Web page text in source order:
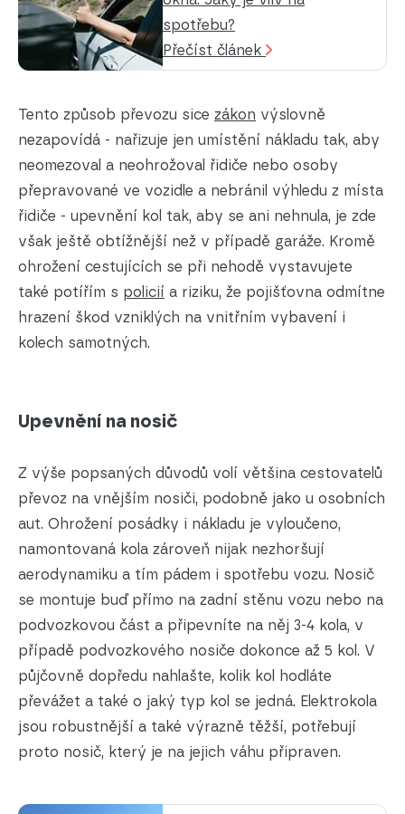
spotřebu?
Přečíst článek
Tento způsob převozu sice zákon výslovně
nezapovídá - nařizuje jen umístění nákladu tak, aby
neomezoval a neohrožoval řidiče nebo osoby
přepravované ve vozidle a nebránil výhledu z místa
řidiče - upevnění kol tak, aby se ani nehnula, je zde
však ještě obtížnější než v případě garáže. Kromě
ohrožení cestujících se při nehodě vystavujete
také potířím s policií a riziku, že pojišťovna odmítne
hrazení škod vzniklých na vnitřním vybavení i
kolech samotných.
Upevnění na nosič
Z výše popsaných důvodů volí většina cestovatelů
převoz na vnějším nosiči, podobně jako u osobních
aut. Ohrožení posádky i nákladu je vyloučeno,
namontovaná kola zároveň nijak nezhoršují
aerodynamiku a tím pádem i spotřebu vozu. Nosič
se montuje buď přímo na zadní stěnu vozu nebo na
podvozkovou část a připevníte na něj 3-4 kola, v
případě podvozkového nosiče dokonce až 5 kol. V
půjčovně dopředu nahlašte, kolik kol hodláte
převážet a také o jaký typ kol se jedná. Elektrokola
jsou robustnější a také výrazně těžší, potřebují
proto nosič, který je na jejich váhu připraven.